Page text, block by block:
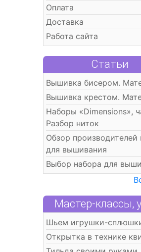
Оплата
Доставка
Работа сайта
Статьи
Вышивка бисером.
Вышивка крестом.
Наборы «Dimensions»,
Разбор ниток
Обзор производителей
для вышивания
Выбор набора для
Мастер-классы,
Шьем игрушки-
Открытка в технике